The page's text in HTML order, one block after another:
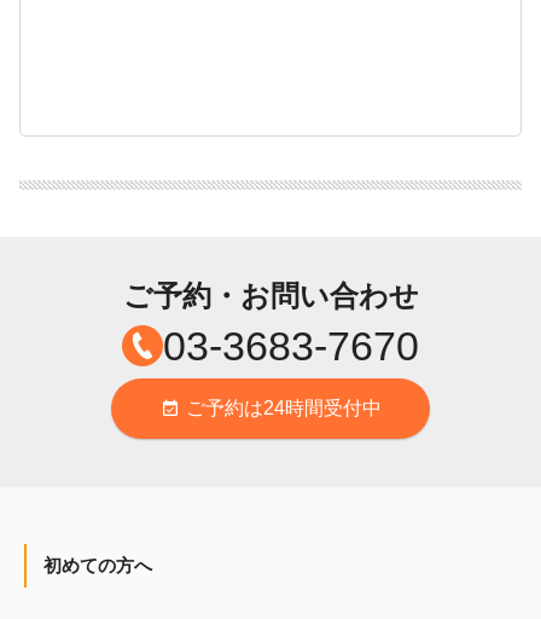
ご予約・お問い合わせ
03-3683-7670
event_available ご予約は24時間受付中
初めての方へ